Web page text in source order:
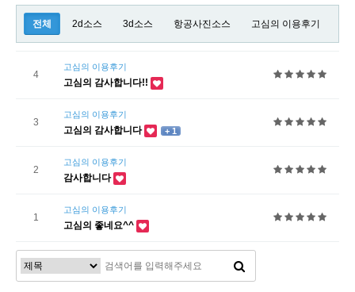
전체 2d소스 3d소스 항공사진소스 고심의 이용후기
4
고심의 이용후기
고심의 감사합니다!!
3
고심의 이용후기
고심의 감사합니다 + 1
2
고심의 이용후기
감사합니다
1
고심의 이용후기
고심의 좋네요^^